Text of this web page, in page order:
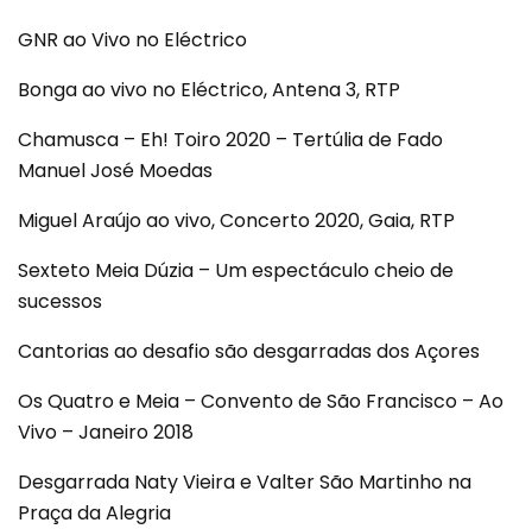
GNR ao Vivo no Eléctrico
Bonga ao vivo no Eléctrico, Antena 3, RTP
Chamusca – Eh! Toiro 2020 – Tertúlia de Fado
Manuel José Moedas
Miguel Araújo ao vivo, Concerto 2020, Gaia, RTP
Sexteto Meia Dúzia – Um espectáculo cheio de
sucessos
Cantorias ao desafio são desgarradas dos Açores
Os Quatro e Meia – Convento de São Francisco – Ao
Vivo – Janeiro 2018
Desgarrada Naty Vieira e Valter São Martinho na
Praça da Alegria